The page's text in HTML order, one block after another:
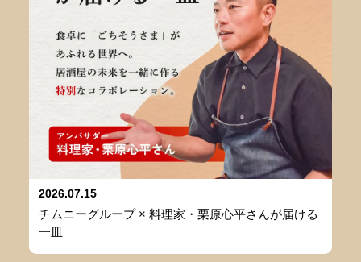
2026.07.15
チムニーグループ × 料理家・栗原心平さんが届ける
一皿